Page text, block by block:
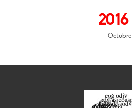
2016
Octubre